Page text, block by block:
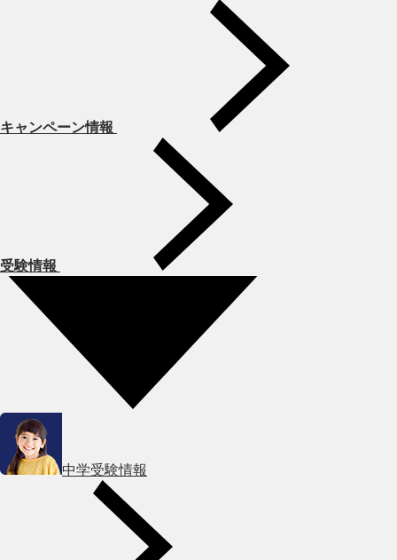
キャンペーン情報
受験情報
中学受験情報